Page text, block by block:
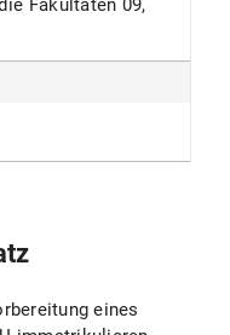
Fakultäten 09,
eines